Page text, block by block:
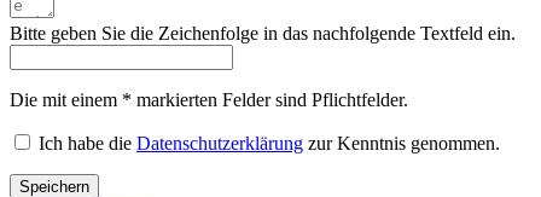
Bitte geben Sie die Zeichenfolge in das nachfolgende Textfeld ein.
Die mit einem * markierten Felder sind Pflichtfelder.
Ich habe die Datenschutzerklärung zur Kenntnis genommen.
Speichern